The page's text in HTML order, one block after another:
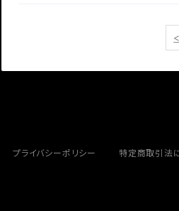
プライバシーポリシー 特定商取引法